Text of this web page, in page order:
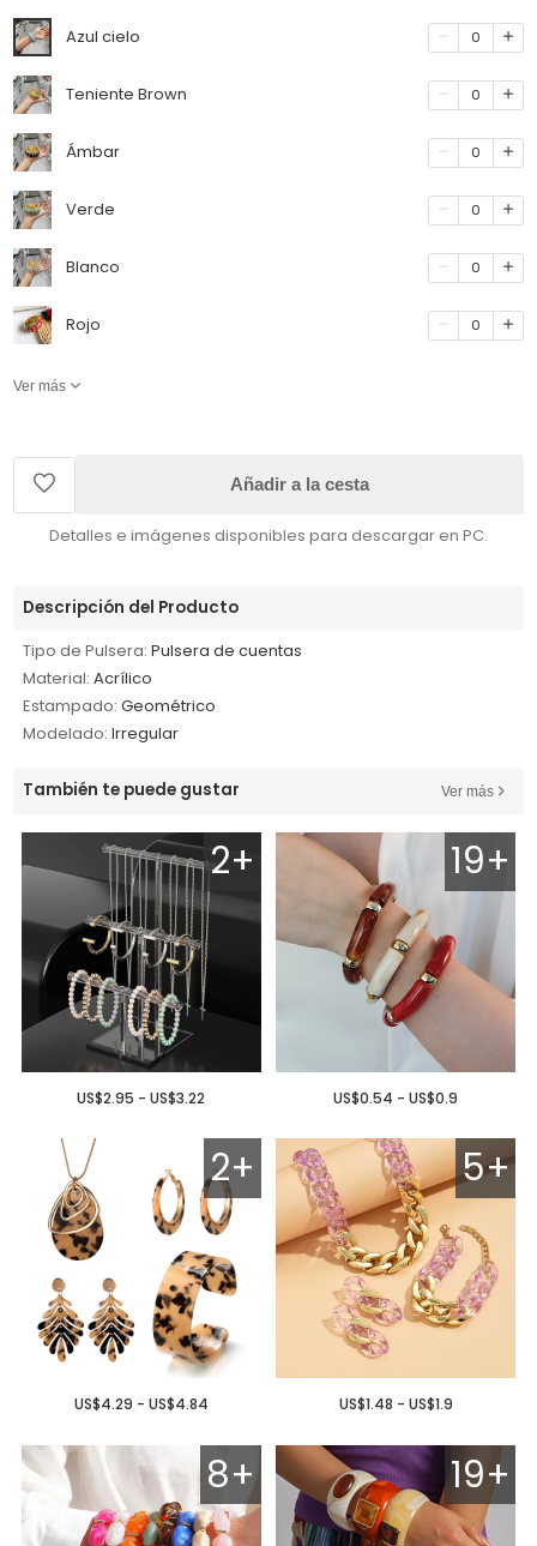
Azul cielo 0
Teniente Brown 0
Ámbar 0
Verde 0
Blanco 0
Rojo 0
Ver más
Añadir a la cesta
Detalles e imágenes disponibles para descargar en PC.
Descripción del Producto
Tipo de Pulsera: Pulsera de cuentas
Material: Acrílico
Estampado: Geométrico
Modelado: Irregular
También te puede gustar Ver más
2+
US$2.95 - US$3.22
19+
US$0.54 - US$0.9
2+
US$4.29 - US$4.84
5+
US$1.48 - US$1.9
8+ 19+